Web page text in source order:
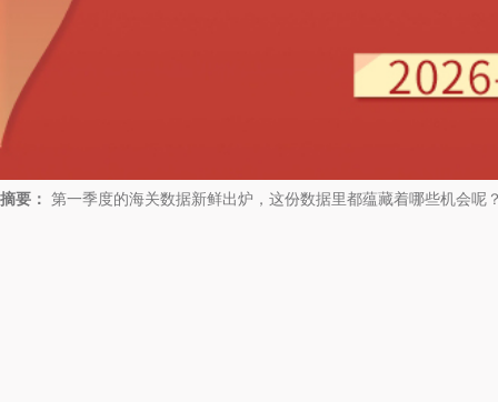
摘要： 第一季度的海关数据新鲜出炉，这份数据里都蕴藏着哪些机会呢